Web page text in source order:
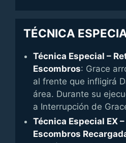
TÉCNICA
Técnica Especial –
Escombros: Grace
al frente que infligirá
área. Durante su
a Interrupción de
Técnica Especial EX
Escombros